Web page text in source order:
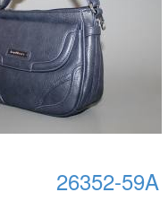
26352-59A